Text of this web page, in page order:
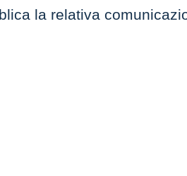
la relativa